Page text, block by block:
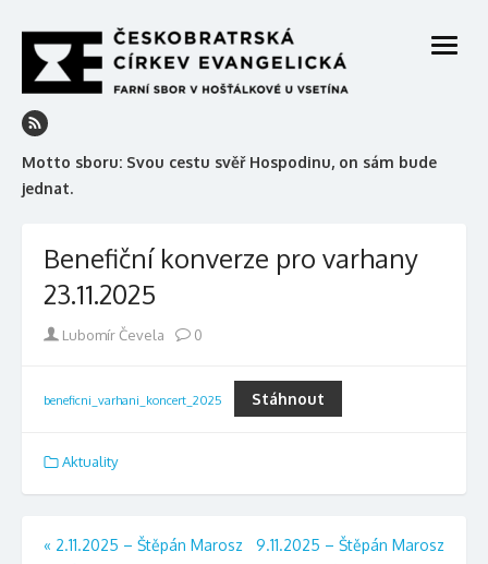
to
content
Motto sboru: Svou cestu svěř Hospodinu, on sám bude
jednat.
open
Benefiční konverze pro varhany
23.11.2025
Author
Lubomír Čevela 0
beneficni_varhani_koncert_2025 Stáhnout
Aktuality
Navigace
« 2.11.2025 – Štěpán Marosz
9.11.2025 – Štěpán Marosz